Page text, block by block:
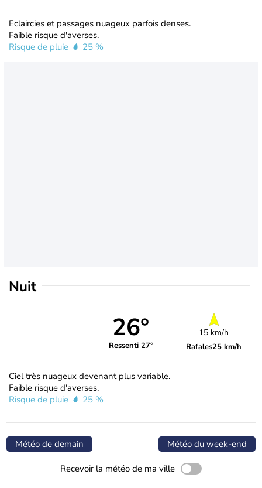
Eclaircies et passages nuageux parfois denses.
Faible risque d'averses.
Risque de pluie
25 %
Nuit
26°
Ressenti 27°
15 km/h
Rafales25 km/h
Ciel très nuageux devenant plus variable.
Faible risque d'averses.
Risque de pluie
25 %
Météo de demain Météo du week-end
Recevoir la météo de ma ville